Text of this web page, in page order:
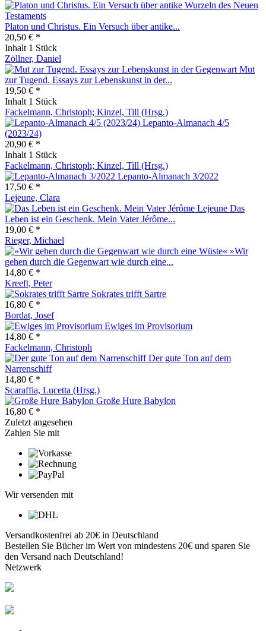
Platon und Christus. Ein Versuch über antike...
20,50 € *
Inhalt 1 Stück
Zöllner, Daniel
Mut
zur Tugend. Essays zur Lebenskunst in der...
19,50 € *
Inhalt 1 Stück
Fackelmann, Christoph; Kinzel, Till (Hrsg.)
Lepanto-Almanach 4/5
(2023/24)
20,90 € *
Inhalt 1 Stück
Fackelmann, Christoph; Kinzel, Till (Hrsg.)
Lepanto-Almanach 3/2022
17,50 € *
Lejeune, Clara
Das
Leben ist ein Geschenk. Mein Vater Jérôme...
19,00 € *
Rieger, Michael
»Wir
gehen durch die Gegenwart wie durch eine...
14,80 € *
Kreeft, Peter
Sokrates trifft Sartre
16,80 € *
Bordat, Josef
Ewiges im Provisorium
14,80 € *
Fackelmann, Christoph
Der gute Ton auf dem
Narrenschiff
14,80 € *
Scaraffia, Lucetta (Hrsg.)
Große Hure Babylon
16,80 € *
Zuletzt angesehen
Zahlen Sie mit
Wir versenden mit
Versandkostenfrei ab 20€ in Deutschland
Bestellen Sie Bücher im Wert von mindestens 20€ und sparen Sie
den Versand nach Deutschland!
Netzwerk